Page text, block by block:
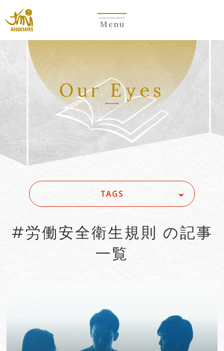
Menu
Our Eyes
TAGS
#Account seizure
#ACRA
#AI/IoT
#労働安全衛生規則 の記事
一覧